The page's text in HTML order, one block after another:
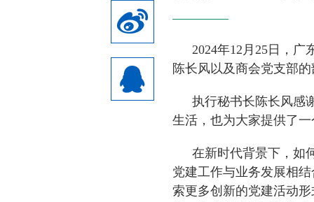
2024年12月25日，
陈长风以及商会党支部
执行秘书长陈长风感
生活，也为大家提供了
在新时代背景下，如
党建工作与业务发展相
索更多创新的党建活动